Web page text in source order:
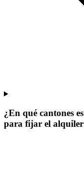
¿En qué cantones
para fijar el